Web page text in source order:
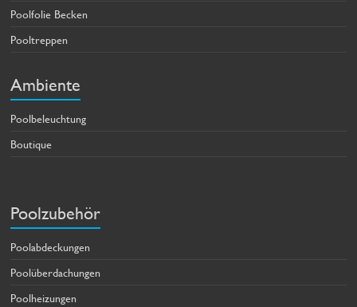
Poolfolie Becken
Pooltreppen
Ambiente
Poolbeleuchtung
Boutique
Poolzubehör
Poolabdeckungen
Poolüberdachungen
Poolheizungen